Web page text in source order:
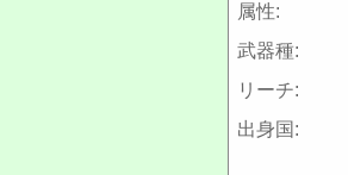
属性:
武器種:
リーチ:
出身国: